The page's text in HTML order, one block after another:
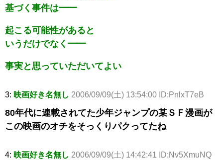
基づく事件は━━
起こる可能性があると
いうだけでなく━━
事実と思っていただいてよい
3: 映画好き名無し 2006/09/09(土) 13:54:00 ID:PnlxT7eB
80年代に連載されてた少年ジャンプの某ＳＦ漫画が
この映画のオチをそっくりパクってたね
4: 映画好き名無し 2006/09/09(土) 14:42:41 ID:Nv5XmuNQ